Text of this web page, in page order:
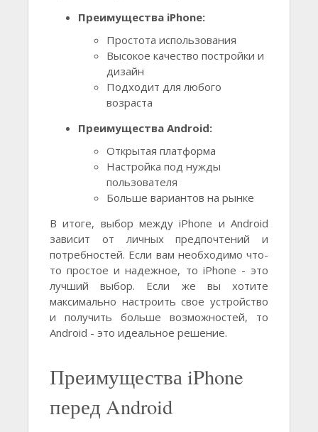
Преимущества iPhone:
Простота использования
Высокое качество постройки и
дизайн
Подходит для любого
возраста
Преимущества Android:
Открытая платформа
Настройка под нужды
пользователя
Больше вариантов на рынке
В итоге, выбор между iPhone и Android
зависит от личных предпочтений и
потребностей. Если вам необходимо что-
то простое и надежное, то iPhone - это
лучший выбор. Если же вы хотите
максимально настроить свое устройство
и получить больше возможностей, то
Android - это идеальное решение.
Преимущества iPhone
перед Android